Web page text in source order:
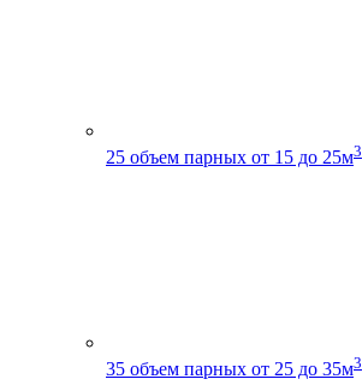
25 объем парных от 15 до 25м3
35 объем парных от 25 до 35м3